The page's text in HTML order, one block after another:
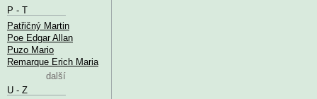
P - T
Patřičný Martin
Poe Edgar Allan
Puzo Mario
Remarque Erich Maria
další
U - Z